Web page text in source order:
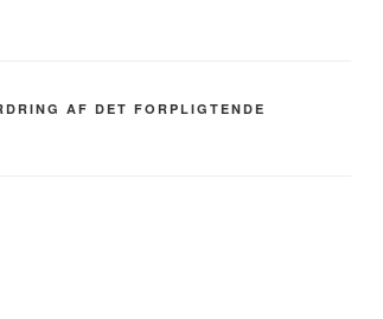
AF DET FORPLIGTENDE